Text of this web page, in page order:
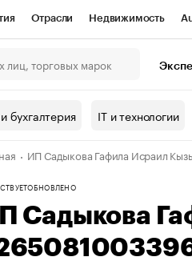
Отрасли Недвижимость
Проверка контрагентов
валюты
бухгалтерия IT и технологии
ИП Садыкова Гафила Исраил
ОБНОВЛЕНО
Садыкова